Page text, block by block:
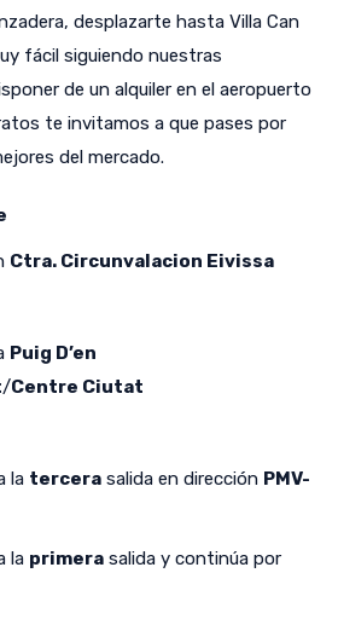
desplazarte hasta Villa Can
fácil siguiendo nuestras
de un alquiler en el aeropuerto
te invitamos a que pases por
del mercado.
Ctra. Circunvalacion Eivissa
Puig D’en
/Centre Ciutat
la tercera salida en dirección PMV-
la primera salida y continúa por